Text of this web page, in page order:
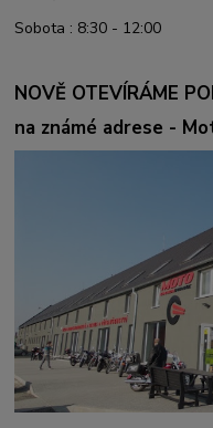
Sobota : 8:30 - 12:00
NOVĚ OTEVÍRÁME
na známé adrese -